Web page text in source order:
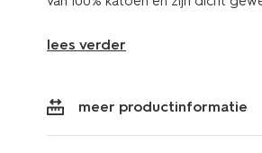
lees verder
meer productinformatie